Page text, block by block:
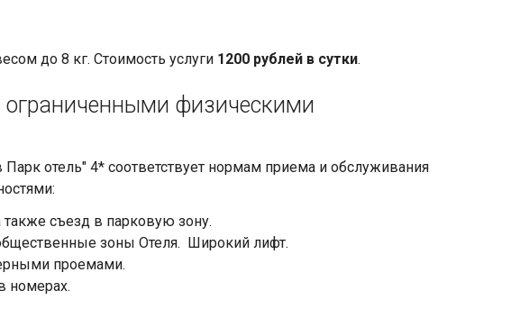
до 8 кг. Стоимость услуги 1200 рублей в сутки.
физическими
отель" 4* соответствует нормам приема и обслуживания
съезд в парковую зону.
зоны Отеля. Широкий лифт.
проемами.
номерах.